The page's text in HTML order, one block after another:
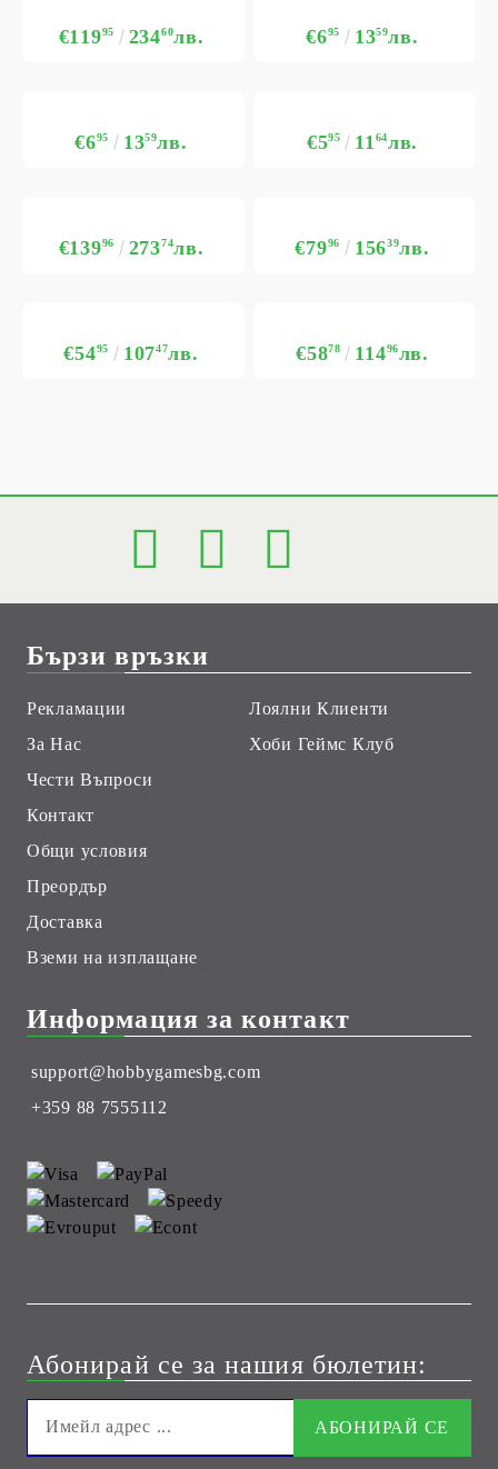
€11995 23460лв. €695 1359лв.
€695 1359лв. €595 11 64лв.
€13996 27374лв. €7996 15639лв.
€5495 10747лв. €5878 11496лв.
Бързи връзки
Рекламации
За Нас
Чести Въпроси
Контакт
Общи условия
Преордър
Доставка
Вземи на изплащане
Лоялни Клиенти
Хоби Геймс Клуб
Информация за контакт
support@hobbygamesbg.com
+359 88 7555112
Абонирай се за нашия бюлетин: